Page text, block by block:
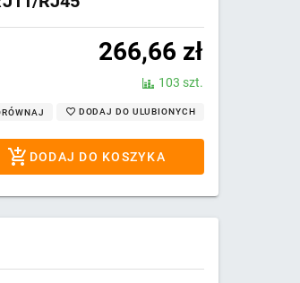
266,66 zł
103 szt.
DODAJ DO ULUBIONYCH
DODAJ DO KOSZYKA